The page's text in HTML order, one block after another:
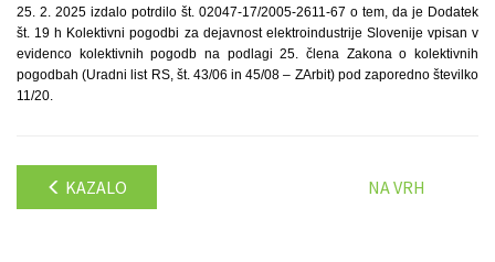
25. 2. 2025 izdalo potrdilo št. 02047-17/2005-2611-67 o tem, da je Dodatek
št. 19 h Kolektivni pogodbi za dejavnost elektroindustrije Slovenije vpisan v
evidenco kolektivnih pogodb na podlagi 25. člena Zakona o kolektivnih
pogodbah (Uradni list RS, št. 43/06 in 45/08 – ZArbit) pod zaporedno številko
11/20.
KAZALO NA VRH